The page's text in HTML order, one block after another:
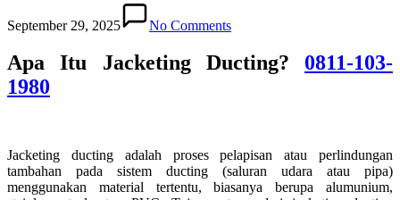
September 29, 2025 No Comments
Apa Itu Jacketing Ducting? 0811-103-
1980
Jacketing ducting adalah proses pelapisan atau perlindungan
tambahan pada sistem ducting (saluran udara atau pipa)
menggunakan material tertentu, biasanya berupa alumunium,